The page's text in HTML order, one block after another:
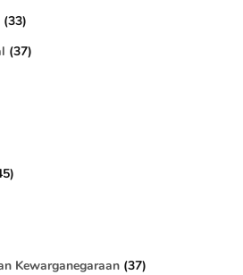
(33)
(37)
Kewarganegaraan (37)